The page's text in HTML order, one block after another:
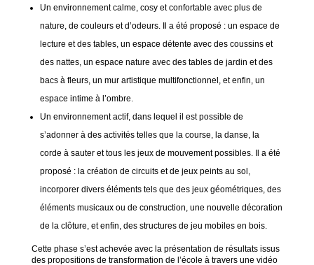
Un environnement calme, cosy et confortable avec plus de
nature, de couleurs et d’odeurs. Il a été proposé : un espace de
lecture et des tables, un espace détente avec des coussins et
des nattes, un espace nature avec des tables de jardin et des
bacs à fleurs, un mur artistique multifonctionnel, et enfin, un
espace intime à l’ombre.
Un environnement actif, dans lequel il est possible de
s’adonner à des activités telles que la course, la danse, la
corde à sauter et tous les jeux de mouvement possibles. Il a été
proposé : la création de circuits et de jeux peints au sol,
incorporer divers éléments tels que des jeux géométriques, des
éléments musicaux ou de construction, une nouvelle décoration
de la clôture, et enfin, des structures de jeu mobiles en bois.
Cette phase s’est achevée avec la présentation de résultats issus
des propositions de transformation de l’école à travers une vidéo